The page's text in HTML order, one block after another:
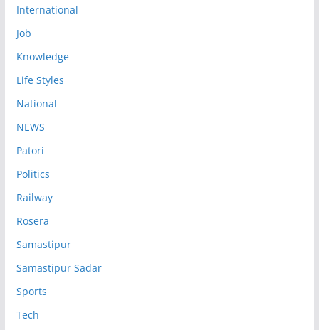
International
Job
Knowledge
Life Styles
National
NEWS
Patori
Politics
Railway
Rosera
Samastipur
Samastipur Sadar
Sports
Tech